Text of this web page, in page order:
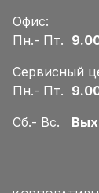
Офис:
Пн.- Пт.
Сервисный
Пн.- Пт.
Сб.- Вс.